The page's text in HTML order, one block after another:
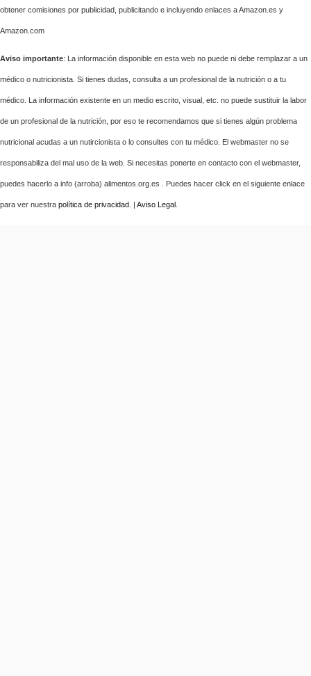
obtener comisiones por publicidad, publicitando e incluyendo enlaces a Amazon.es y
Amazon.com
Aviso importante: La información disponible en esta web no puede ni debe remplazar a un
médico o nutricionista. Si tienes dudas, consulta a un profesional de la nutrición o a tu
médico. La información existente en un medio escrito, visual, etc. no puede sustituir la labor
de un profesional de la nutrición, por eso te recomendamos que si tienes algún problema
nutricional acudas a un nutircionista o lo consultes con tu médico. El webmaster no se
responsabiliza del mal uso de la web. Si necesitas ponerte en contacto con el webmaster,
puedes hacerlo a info (arroba) alimentos.org.es . Puedes hacer click en el siguiente enlace
para ver nuestra política de privacidad . | Aviso Legal